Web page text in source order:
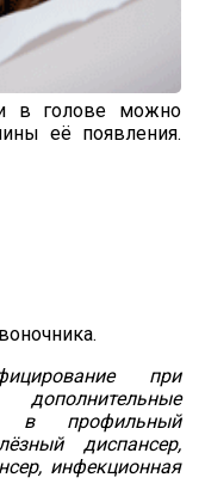
в голове можно
её появления.
при
в профильный
диспансер,
инфекционная